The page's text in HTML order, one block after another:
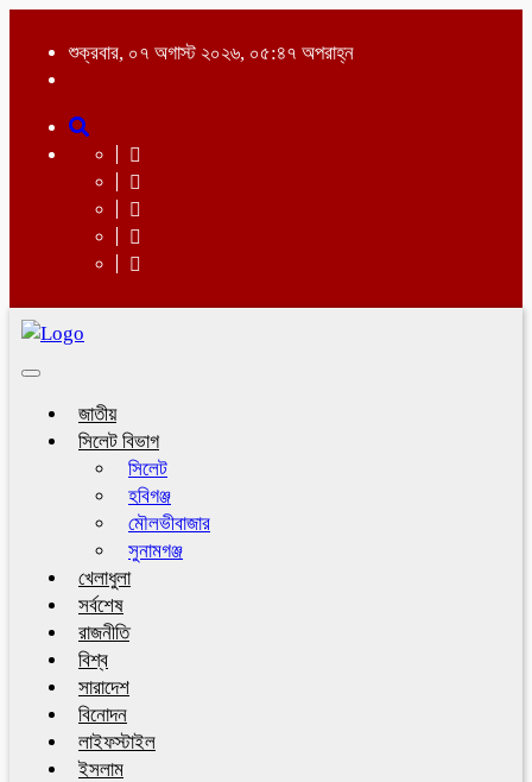
শুক্রবার, ০৭ অগাস্ট ২০২৬, ০৫:৪৭ অপরাহ্ন
Toggle
জাতীয়
সিলেট বিভাগ
সিলেট
হবিগঞ্জ
মৌলভীবাজার
সুনামগঞ্জ
খেলাধুলা
সর্বশেষ
রাজনীতি
বিশ্ব
সারাদেশ
বিনোদন
লাইফস্টাইল
ইসলাম